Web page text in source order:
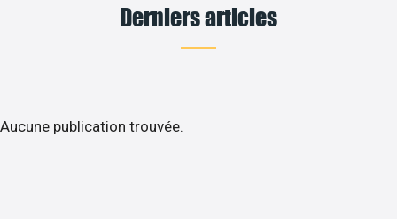
Derniers articles
Aucune publication trouvée.